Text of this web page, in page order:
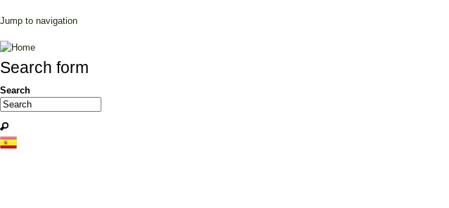
Jump to navigation
Search form
Search